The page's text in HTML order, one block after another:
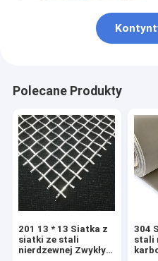
Polecane Produkty
201 13 * 13 Siatka z
siatki ze stali
nierdzewnej Zwykły
304
stali